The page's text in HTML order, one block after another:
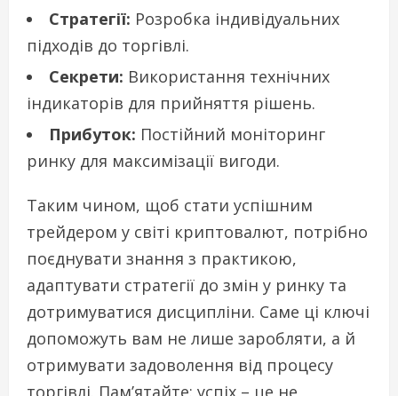
Стратегії: Розробка індивідуальних
підходів до торгівлі.
Секрети: Використання технічних
індикаторів для прийняття рішень.
Прибуток: Постійний моніторинг
ринку для максимізації вигоди.
Таким чином, щоб стати успішним
трейдером у світі криптовалют, потрібно
поєднувати знання з практикою,
адаптувати стратегії до змін у ринку та
дотримуватися дисципліни. Саме ці ключі
допоможуть вам не лише заробляти, а й
отримувати задоволення від процесу